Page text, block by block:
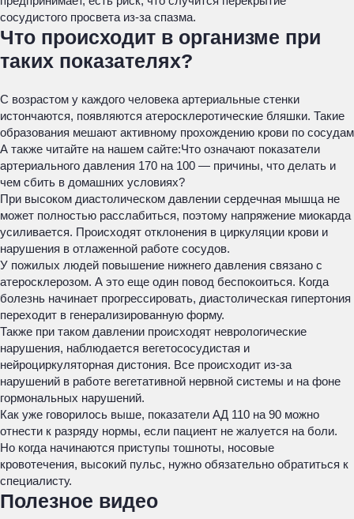
сосудистого просвета из-за спазма.
Что происходит в организме при
таких показателях?
С возрастом у каждого человека артериальные стенки
истончаются, появляются атеросклеротические бляшки. Такие
образования мешают активному прохождению крови по сосудам
А также читайте на нашем сайте:Что означают показатели
артериального давления 170 на 100 — причины, что делать и
чем сбить в домашних условиях?
При высоком диастолическом давлении сердечная мышца не
может полностью расслабиться, поэтому напряжение миокарда
усиливается. Происходят отклонения в циркуляции крови и
нарушения в отлаженной работе сосудов.
У пожилых людей повышение нижнего давления связано с
атеросклерозом. А это еще один повод беспокоиться. Когда
болезнь начинает прогрессировать, диастолическая гипертония
переходит в генерализированную форму.
Также при таком давлении происходят неврологические
нарушения, наблюдается вегетососудистая и
нейроциркуляторная дистония. Все происходит из-за
нарушений в работе вегетативной нервной системы и на фоне
гормональных нарушений.
Как уже говорилось выше, показатели АД 110 на 90 можно
отнести к разряду нормы, если пациент не жалуется на боли.
Но когда начинаются приступы тошноты, носовые
кровотечения, высокий пульс, нужно обязательно обратиться к
специалисту.
Полезное видео